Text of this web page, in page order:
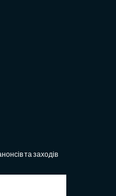
та заходів